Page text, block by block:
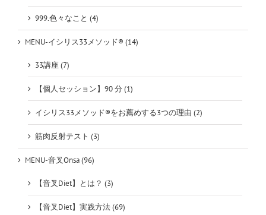
999.色々なこと (4)
MENU-イシリス33メソッド® (14)
33講座 (7)
【個人セッション】90 分 (1)
イシリス33メソッド®をお薦めする3つの理由 (2)
筋肉反射テスト (3)
MENU-音叉Onsa (96)
【音叉Diet】とは？ (3)
【音叉Diet】実践方法 (69)